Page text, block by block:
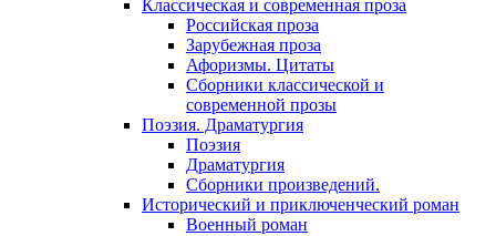
Классическая и современная проза
Российская проза
Зарубежная проза
Афоризмы. Цитаты
Сборники классической и
современной прозы
Поэзия. Драматургия
Поэзия
Драматургия
Сборники произведений.
Исторический и приключенческий роман
Военный роман